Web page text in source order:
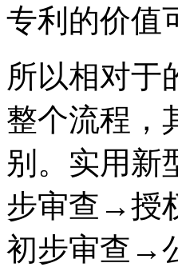
专利的价值
所以相对于
整个流程，
别。实用新
步审查→授
初步审查→